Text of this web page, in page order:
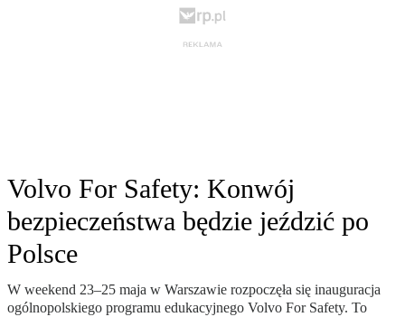
Volvo For Safety: Konwój
bezpieczeństwa będzie jeździć po
Polsce
W weekend 23–25 maja w Warszawie rozpoczęła się inauguracja
ogólnopolskiego programu edukacyjnego Volvo For Safety. To